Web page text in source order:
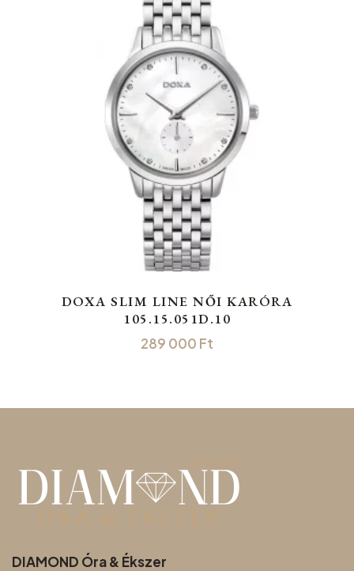
DOXA SLIM LINE NŐI KARÓRA
105.15.051D.10
289 000 Ft
DIAMOND Óra & Ékszer